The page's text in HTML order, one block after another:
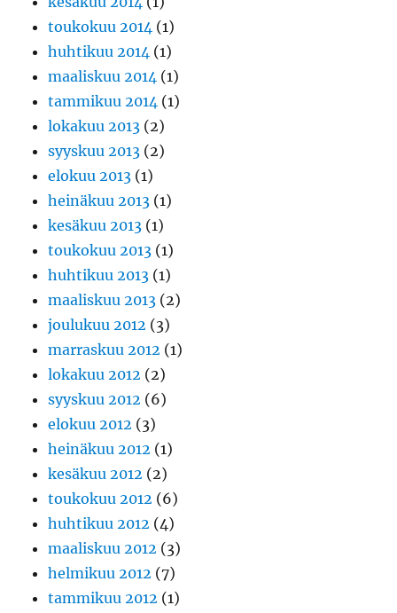
toukokuu 2014 (1)
huhtikuu 2014 (1)
maaliskuu 2014 (1)
tammikuu 2014 (1)
lokakuu 2013 (2)
syyskuu 2013 (2)
elokuu 2013 (1)
heinäkuu 2013 (1)
kesäkuu 2013 (1)
toukokuu 2013 (1)
huhtikuu 2013 (1)
maaliskuu 2013 (2)
joulukuu 2012 (3)
marraskuu 2012 (1)
lokakuu 2012 (2)
syyskuu 2012 (6)
elokuu 2012 (3)
heinäkuu 2012 (1)
kesäkuu 2012 (2)
toukokuu 2012 (6)
huhtikuu 2012 (4)
maaliskuu 2012 (3)
helmikuu 2012 (7)
tammikuu 2012 (1)